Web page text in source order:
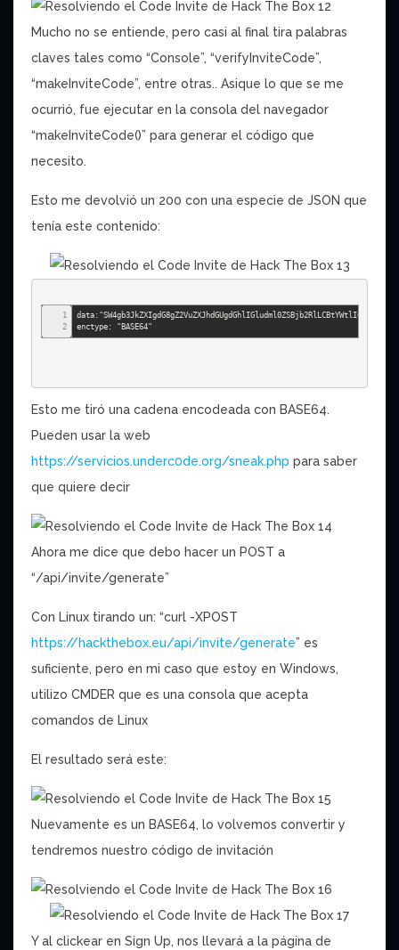
Mucho no se entiende, pero casi al final tira palabras
claves tales como “Console”, “verifyInviteCode”,
“makeInviteCode”, entre otras.. Asique lo que se me
ocurrió, fue ejecutar en la consola del navegador
“makeInviteCode()” para generar el código que
necesito.
Esto me devolvió un 200 con una especie de JSON que
tenía este contenido:
1
2
enctype: "BASE64"
Esto me tiró una cadena encodeada con BASE64.
Pueden usar la web
https://servicios.underc0de.org/sneak.php para saber
que quiere decir
Ahora me dice que debo hacer un POST a
“/api/invite/generate”
Con Linux tirando un: “curl -XPOST
https://hackthebox.eu/api/invite/generate” es
suficiente, pero en mi caso que estoy en Windows,
utilizo CMDER que es una consola que acepta
comandos de Linux
El resultado será este:
Nuevamente es un BASE64, lo volvemos convertir y
tendremos nuestro código de invitación
Y al clickear en Sign Up, nos llevará a la página de